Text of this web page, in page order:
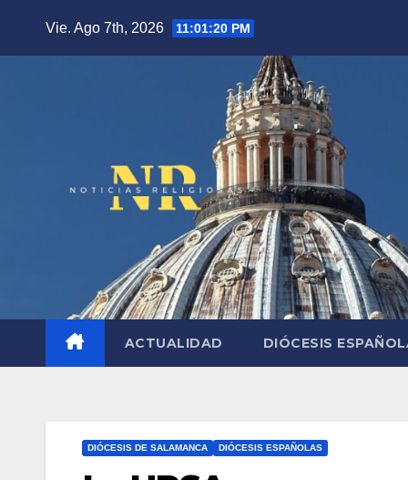
Vie. Ago 7th, 2026 11:01:21 PM
ACTUALIDAD DIÓCESIS
DIÓCESIS DE SALAMANCA DIÓCESIS ESPAÑOLAS